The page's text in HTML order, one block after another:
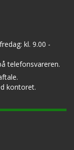
kl. 9.00 -
telefonsvareren.
kontoret.